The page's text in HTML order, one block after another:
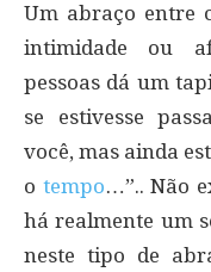
Um abraço entre
intimidade ou
pessoas dá um
se estivesse
você, mas ainda
o tempo…”.. Não
há realmente um
neste tipo de